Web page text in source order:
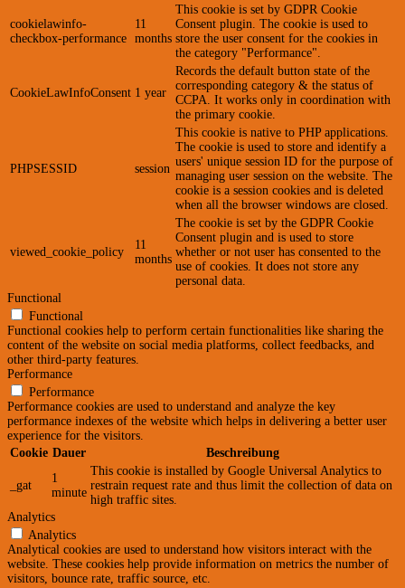
cookielawinfo-
checkbox-performance
11
months
This cookie is set by GDPR Cookie
Consent plugin. The cookie is used to
store the user consent for the cookies in
the category "Performance".
CookieLawInfoConsent 1 year
Records the default button state of the
corresponding category & the status of
CCPA. It works only in coordination with
the primary cookie.
PHPSESSID session
This cookie is native to PHP applications.
The cookie is used to store and identify a
users' unique session ID for the purpose of
managing user session on the website. The
cookie is a session cookies and is deleted
when all the browser windows are closed.
viewed_cookie_policy
11
months
The cookie is set by the GDPR Cookie
Consent plugin and is used to store
whether or not user has consented to the
use of cookies. It does not store any
personal data.
Functional
Functional
Functional cookies help to perform certain functionalities like sharing the
content of the website on social media platforms, collect feedbacks, and
other third-party features.
Performance
Performance
Performance cookies are used to understand and analyze the key
performance indexes of the website which helps in delivering a better user
experience for the visitors.
Cookie Dauer Beschreibung
_gat
1
minute
This cookie is installed by Google Universal Analytics to
restrain request rate and thus limit the collection of data on
high traffic sites.
Analytics
Analytics
Analytical cookies are used to understand how visitors interact with the
website. These cookies help provide information on metrics the number of
visitors, bounce rate, traffic source, etc.